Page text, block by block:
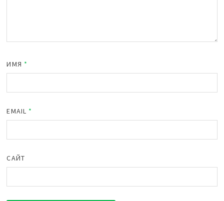
ИМЯ *
EMAIL *
САЙТ